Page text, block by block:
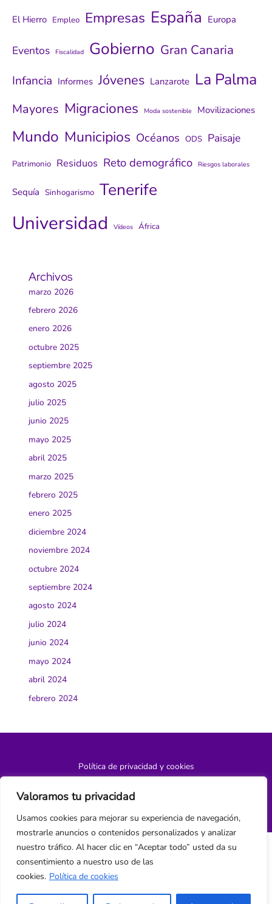
Valoramos tu privacidad
Usamos cookies para mejorar su experiencia de navegación,
mostrarle anuncios o contenidos personalizados y analizar
nuestro tráfico. Al hacer clic en “Aceptar todo” usted da su
consentimiento a nuestro uso de las
cookies. Política de cookies
El Hierro Empleo Empresas España Europa
Eventos Fiscalidad Gobierno Gran Canaria
Infancia Informes Jóvenes Lanzarote La Palma
Mayores Migraciones Moda sostenible Movilizaciones
Mundo Municipios Océanos ODS Paisaje
Patrimonio Residuos Reto demográfico Riesgos laborales
Sequía Sinhogarismo Tenerife
Universidad Vídeos África
Archivos
marzo 2026
febrero 2026
enero 2026
octubre 2025
septiembre 2025
agosto 2025
julio 2025
junio 2025
mayo 2025
abril 2025
marzo 2025
febrero 2025
enero 2025
diciembre 2024
noviembre 2024
octubre 2024
septiembre 2024
agosto 2024
julio 2024
junio 2024
mayo 2024
abril 2024
febrero 2024
Política de privacidad y cookies
¿Hablamos?